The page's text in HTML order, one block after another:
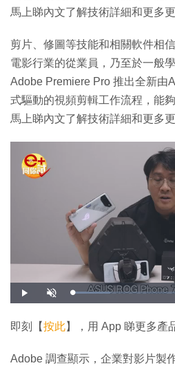
馬上睇內文了解技術詳細和更多更
剪片、修圖等技能和相關軟件相
電影行業的從業員，乃至於一般
Adobe Premiere Pro 推出全新由
式驅動的視頻剪輯工作流程，能
馬上睇內文了解技術詳細和更多更
播
放
開
啟
載
:
2
%
即刻【按此】，用 App 睇更多產
Adobe 調查顯示，企業對影片製